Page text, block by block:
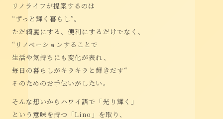
リノライフが提案するのは
“ずっと輝く暮らし”。
ただ綺麗にする、便利にするだけでなく、
“リノベーションすることで
生活や気持ちにも変化が表れ、
毎日の暮らしがキラキラと輝きだす“
そのためのお手伝いがしたい。
そんな想いからハワイ語で「光り輝く」
という意味を持つ「Lino」を取り、